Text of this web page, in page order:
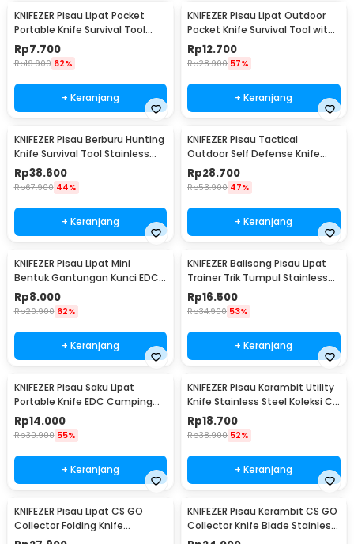
KNIFEZER Pisau Lipat Pocket
Portable Knife Survival Tool
EDC Stainless - H18
Rp7.700
Rp19.900 62%
+ Keranjang
KNIFEZER Pisau Lipat Outdoor
Pocket Knife Survival Tool with
Carabiner - W24
Rp12.700
Rp28.900 57%
+ Keranjang
KNIFEZER Pisau Berburu Hunting
Knife Survival Tool Stainless
Steel - BUCK076
Rp38.600
Rp67.900 44%
+ Keranjang
KNIFEZER Pisau Tactical
Outdoor Self Defense Knife
Stainless Steel - D578M
Rp28.700
Rp53.900 47%
+ Keranjang
KNIFEZER Pisau Lipat Mini
Bentuk Gantungan Kunci EDC
Stainless Steel - MKE13
Rp8.000
Rp20.900 62%
+ Keranjang
KNIFEZER Balisong Pisau Lipat
Trainer Trik Tumpul Stainless
Steel - C27
Rp16.500
Rp34.900 53%
+ Keranjang
KNIFEZER Pisau Saku Lipat
Portable Knife EDC Camping
Survival Steel - CS-ZDD01
Rp14.000
Rp30.900 55%
+ Keranjang
KNIFEZER Pisau Karambit Utility
Knife Stainless Steel Koleksi CS
GO - H12
Rp18.700
Rp38.900 52%
+ Keranjang
KNIFEZER Pisau Lipat CS GO
Collector Folding Knife
Stainless Steel Pointed Head -
KNIFEZER Pisau Kerambit CS GO
Collector Knife Blade Stainless
Steel - H10